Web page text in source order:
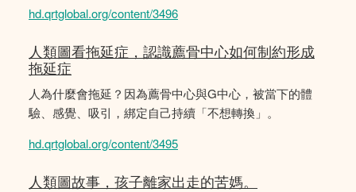
hd.qrtglobal.org/content/3496
人類圖看拖延症，認識薦骨中心如何制約形成
拖延症
人為什麼會拖延？因為薦骨中心與G中心，被當下的體
驗、感覺、吸引，綁定自己持續「不想轉換」。
hd.qrtglobal.org/content/3495
人類圖故事，孩子離家出走的苦媽。